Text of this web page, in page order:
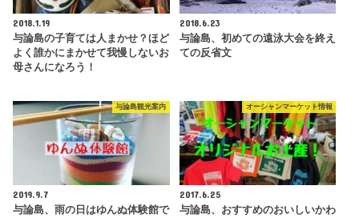
2018.1.19
与論島の子育ては人まかせ？ほど
よく誰かにまかせて我慢しないお
母さんになろう！
2018.6.23
与論島、初めての遠泳大会を終え
ての反省文
与論島観光案内
2019.9.7
与論島、雨の日はゆんぬ体験館で
オーシャンマーケット情報
2017.6.25
与論島、おすすめのおいしいかわ